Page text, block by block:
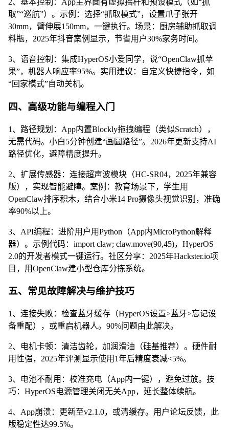
2、基本控制：App主界面有虚拟摇杆和预设模式（如“抓
取”“巡航”）。示例：选择“抓取模式”，设置爪子张开
30mm，臂伸展150mm，一键执行。场景：厨房辅助抓取调
料瓶，2025年抖音案例显示，节省用户30%家务时间。
3、语音控制：集成HyperOS小爱同学，说“OpenClaw抓苹
果”，机器人响应率95%。实用建议：自定义快捷指令，如
“回家模式”自动关机。
四、高级功能与编程入门
1、路径规划：App内置Blockly拖拽编程（类似Scratch），
无需代码。小白5分钟创建“画圆路径”。2026年更新支持AI
路径优化，避障精度提升。
2、扩展传感器：连接超声波模块（HC-SR04，2025年兼容
版），实现智能避障。案例：教育场景下，学生用
OpenClaw排序积木，结合小米14 Pro摄像头视觉识别，准确
率90%以上。
3、API编程：进阶用户用Python（App内MicroPython解释
器）。示例代码：import claw; claw.move(90,45)，HyperOS
2.0的开发者模式一键运行。社区分享：2025年Hackster.io项
目，用OpenClaw建小型仓库分拣系统。
五、常见故障解决与维护技巧
1、连接失败：检查蓝牙缓存（HyperOS设置>蓝牙>忘记设
备重配），或重启机器人。90%问题由此解决。
2、电机卡顿：清洁齿轮，加润滑油（硅基推荐）。硬件耐
用性强，2025年评测显示使用1年后精度衰减<5%。
3、电池不耐用：校准充电（App内一键），避免过放。技
巧：HyperOS电源管理关闭无关App，延长整体续航。
4、App崩溃：更新至v2.1.0，或清缓存。用户论坛反馈，此
版稳定性达99.5%。